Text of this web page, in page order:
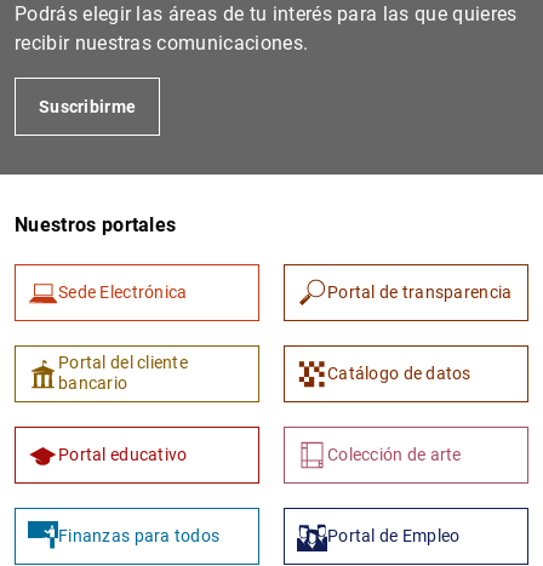
Podrás elegir las áreas de tu interés para las que quieres
recibir nuestras comunicaciones.
Suscribirme
Nuestros portales
Sede Electrónica Portal de transparencia
Portal del cliente
bancario
Catálogo de datos
Portal educativo Colección de arte
Finanzas para todos Portal de Empleo